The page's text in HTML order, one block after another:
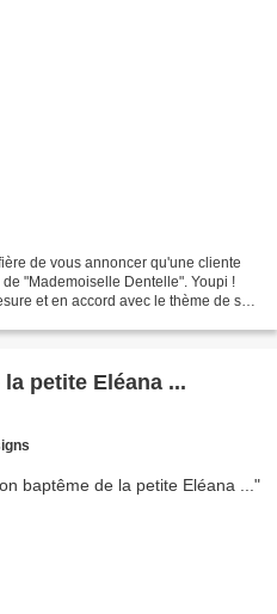
de vous annoncer qu'une cliente
"Mademoiselle Dentelle". Youpi !
et en accord avec le thème de son
petite Eléana ...